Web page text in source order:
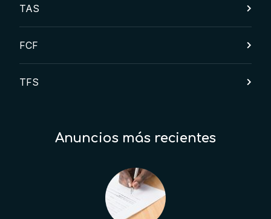
TAS
FCF
TFS
Anuncios más recientes